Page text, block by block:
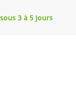
3 à 5 Jours